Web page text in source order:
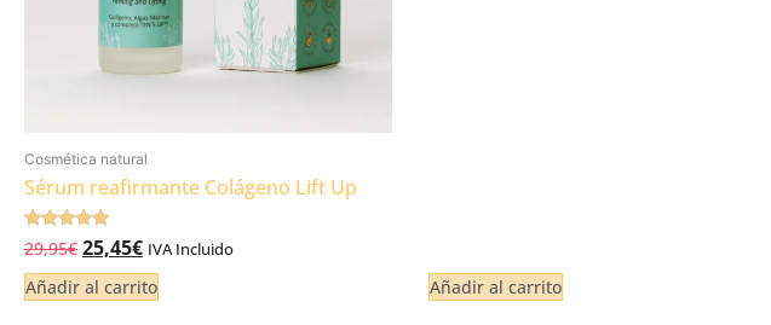
Cosmética natural
Sérum reafirmante Colágeno Lift Up
Valorado
5.00
de 5
29,95€ 25,45€ IVA Incluido
Añadir al carrito Añadir al carrito